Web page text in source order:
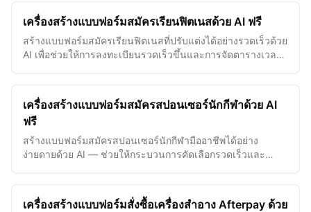
เครื่องสร้างแบบฟอร์มสมัครเรียนฟิตเนสด้วย AI ฟรี
สร้างแบบฟอร์มสมัครเรียนฟิตเนสที่ปรับแต่งได้อย่างรวดเร็วด้วย
AI เพื่อช่วยให้การลงทะเบียนรวดเร็วขึ้นและการจัดตารางเวลา
เครื่องสร้างแบบฟอร์มสมัครสปอนเซอร์นักกีฬาด้วย AI
ฟรี
สร้างแบบฟอร์มสมัครสปอนเซอร์นักกีฬามืออาชีพได้อย่าง
ง่ายดายด้วย AI — ช่วยให้กระบวนการคัดเลือกรวดเร็วและ
เครื่องสร้างแบบฟอร์มสั่งซื้อเครื่องสำอาง Afterpay ด้วย